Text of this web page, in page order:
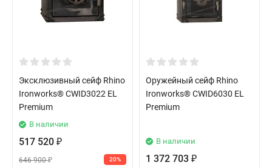
Эксклюзивный сейф Rhino
Ironworks® CWID3022 EL
Premium
В наличии
517 520 ₽
646 900₽ 20%
Оружейный сейф Rhino
Ironworks® CWID6030 EL
Premium
В наличии
1 372 703 ₽